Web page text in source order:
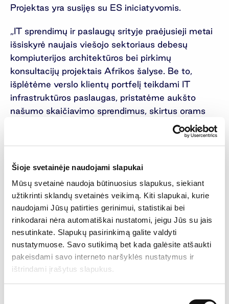
Šioje svetainėje naudojami slapukai
Mūsų svetainė naudoja būtinuosius slapukus, siekiant
užtikrinti sklandų svetainės veikimą. Kiti slapukai, kurie
naudojami Jūsų patirties gerinimui, statistikai bei
rinkodarai nėra automatiškai nustatomi, jeigu Jūs su jais
nesutinkate. Slapukų pasirinkimą galite valdyti
nustatymuose. Savo sutikimą bet kada galėsite atšaukti
pakeisdami savo interneto naršyklės nustatymus ir
ištrindami įrašytus slapukus.
Projektas yra susijęs su ES iniciatyvomis.
„IT sprendimų ir paslaugų srityje praėjusieji metai
išsiskyrė naujais viešojo sektoriaus debesų
kompiuterijos architektūros bei pirkimų
konsultacijų projektais Afrikos šalyse. Be to,
išplėtėme verslo klientų portfelį teikdami IT
infrastruktūros paslaugas, pristatėme aukšto
našumo skaičiavimo sprendimus, skirtus orams
prognozuoti ir klimato kaitai modeliuoti“, – sako
„Novian Technologies“ generalinis direktorius
dalyvavo ir kuriant kvantinių technologijų
pristatytos Lietuvos kvantinių technologijų
vystymo gairės, numatančios prioritetus bei
galimybes šioje srityje.
Inovacijų srityje išsiskyrė ir „Novian“ prisijungimas
prie konsorciumo dėl Masačusetso technologijos
instituto (MIT) Tarptautinių mokslo ir technologijų